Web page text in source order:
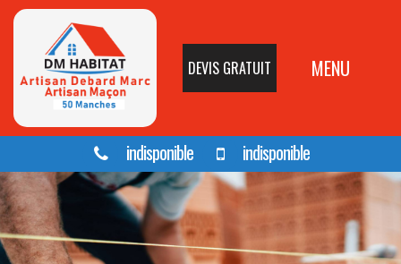
DEVIS GRATUIT MENU
indisponible indisponible